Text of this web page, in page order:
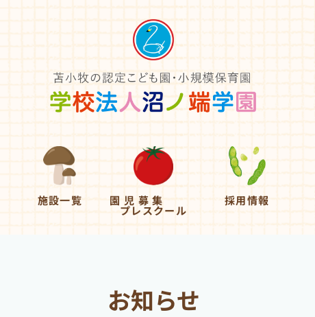
施設一覧 園 児 募 集
プレスクール
採用情報
お知らせ